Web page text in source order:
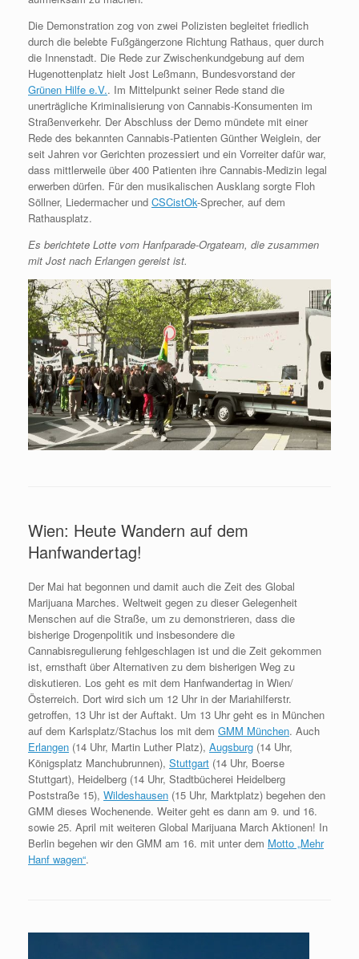
Die Demonstration zog von zwei Polizisten begleitet friedlich
durch die belebte Fußgängerzone Richtung Rathaus, quer durch
die Innenstadt. Die Rede zur Zwischenkundgebung auf dem
Hugenottenplatz hielt Jost Leßmann, Bundesvorstand der
Grünen Hilfe e.V.. Im Mittelpunkt seiner Rede stand die
unerträgliche Kriminalisierung von Cannabis-Konsumenten im
Straßenverkehr. Der Abschluss der Demo mündete mit einer
Rede des bekannten Cannabis-Patienten Günther Weiglein, der
seit Jahren vor Gerichten prozessiert und ein Vorreiter dafür war,
dass mittlerweile über 400 Patienten ihre Cannabis-Medizin legal
erwerben dürfen. Für den musikalischen Ausklang sorgte Floh
Söllner, Liedermacher und CSCistOk-Sprecher, auf dem
Rathausplatz.
Es berichtete Lotte vom Hanfparade-Orgateam, die zusammen
mit Jost nach Erlangen gereist ist.
Wien: Heute Wandern auf dem
Hanfwandertag!
Der Mai hat begonnen und damit auch die Zeit des Global
Marijuana Marches. Weltweit gegen zu dieser Gelegenheit
Menschen auf die Straße, um zu demonstrieren, dass die
bisherige Drogenpolitik und insbesondere die
Cannabisregulierung fehlgeschlagen ist und die Zeit gekommen
ist, ernsthaft über Alternativen zu dem bisherigen Weg zu
diskutieren. Los geht es mit dem Hanfwandertag in Wien/
Österreich. Dort wird sich um 12 Uhr in der Mariahilferstr.
getroffen, 13 Uhr ist der Auftakt. Um 13 Uhr geht es in München
auf dem Karlsplatz/Stachus los mit dem GMM München. Auch
Erlangen (14 Uhr, Martin Luther Platz), Augsburg (14 Uhr,
Königsplatz Manchubrunnen), Stuttgart (14 Uhr, Boerse
Stuttgart), Heidelberg (14 Uhr, Stadtbücherei Heidelberg
Poststraße 15), Wildeshausen (15 Uhr, Marktplatz) begehen den
GMM dieses Wochenende. Weiter geht es dann am 9. und 16.
sowie 25. April mit weiteren Global Marijuana March Aktionen! In
Berlin begehen wir den GMM am 16. mit unter dem Motto „Mehr
Hanf wagen“.